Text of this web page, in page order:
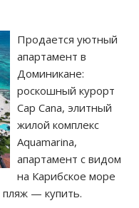
Продается уютный
апартамент в
Доминикане:
роскошный курорт
Cap Cana, элитный
жилой комплекс
Aquamarina,
апартамент с видом
на Карибское море
пляж — купить.